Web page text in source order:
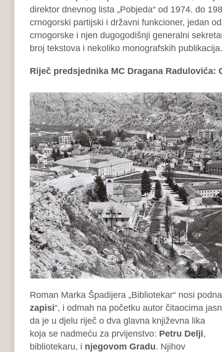
direktor dnevnog lista „Pobjeda“ od 1974. do
crnogorski partijski i državni funkcioner, jedan
crnogorske i njen dugogodišnji generalni
broj tekstova i nekoliko monografskih publikacija.
Riječ predsjednika MC Dragana Radulovića:
Roman Marka Špadijera „Bibliotekar“ nosi
zapisi“, i odmah na početku autor čitaocima
da je u djelu riječ o dva glavna književna lika
koja se nadmeću za prvijenstvo: Petru Delji,
bibliotekaru, i njegovom Gradu. Njihov